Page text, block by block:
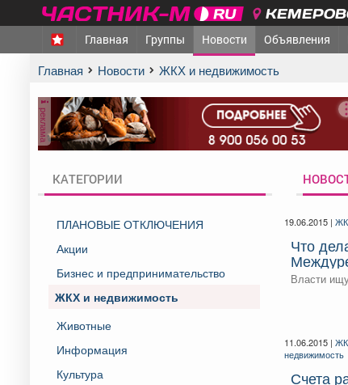
Главная Группы Новости Объявления
Главная Новости ЖКХ и недвижимость
реклама
КАТЕГОРИИ
ПЛАНОВЫЕ ОТКЛЮЧЕНИЯ
Акции
Бизнес и предпринимательство
ЖКХ и недвижимость
Животные
Информация
Культура
19.06.2015 |
Что
Власти
11.06.2015 |
недвижимость
Счета